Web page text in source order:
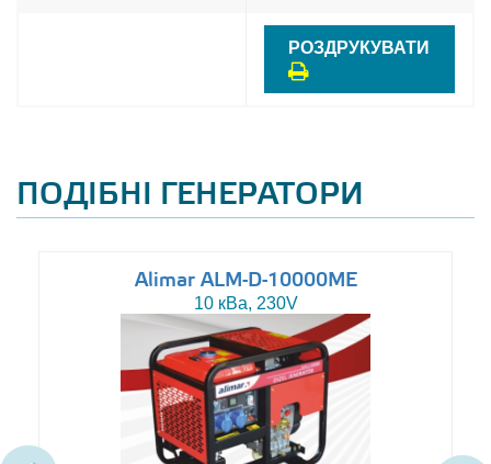
РОЗДРУКУВАТИ
ПОДІБНІ ГЕНЕРАТОРИ
Alimar ALM-D-10000ME
10 кВа, 230V